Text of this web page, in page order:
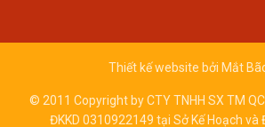
Thiết kế website bởi Mắt
© 2011 Copyright by CTY TNHH SX TM
ĐKKD 0310922149 tại Sở Kế Hoạch và